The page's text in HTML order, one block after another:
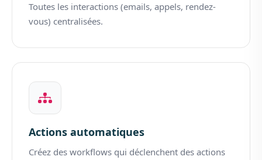
Toutes les interactions (emails, appels, rendez-
vous) centralisées.
Actions automatiques
Créez des workflows qui déclenchent des actions